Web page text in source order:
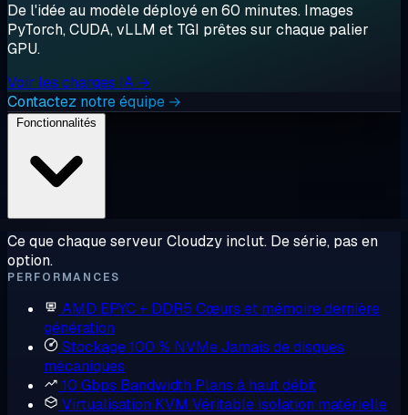
De l'idée au modèle déployé en 60 minutes. Images
PyTorch, CUDA, vLLM et TGI prêtes sur chaque palier
GPU.
Voir les charges IA →
Contactez notre équipe →
Ce que chaque serveur Cloudzy inclut. De série, pas en
option.
PERFORMANCES
AMD EPYC + DDR5 Cœurs et mémoire dernière
génération
Stockage 100 % NVMeJamais de disques
mécaniques
10 Gbps Bandwidth Plans à haut débit
Virtualisation KVM Véritable isolation matérielle